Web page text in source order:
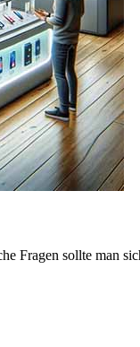
Fragen sollte man